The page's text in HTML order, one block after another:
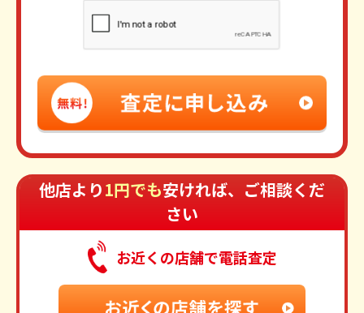
他店より1円でも安ければ、ご相談くだ
さい
お近くの店舗で電話査定